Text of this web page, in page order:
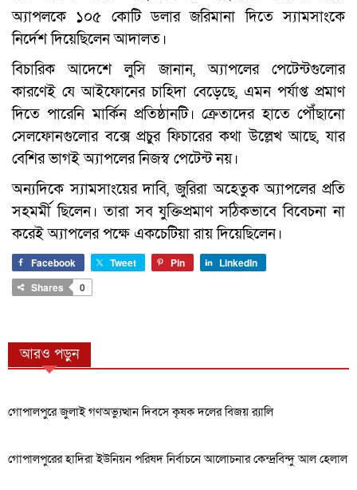
অ্যাপলকে ১০৫ কোটি ডলার জরিমানা দিতে স্যামসাংকে
নির্দেশ দিয়েছিলেন আদালত।
বিচারিক আদেশে লুসি জানান, অ্যাপলের পেটেন্টগুলোর
কারণেই যে আইফোনের চাহিদা বেড়েছে, এমন পর্যাপ্ত প্রমাণ
দিতে পারেনি মার্কিন প্রতিষ্ঠানটি। ক্রেতাদের হাতে পৌঁছানো
সেলফোনগুলোর বক্সে প্রচুর ফিচারের কথা উল্লেখ আছে, যার
বেশির ভাগই অ্যাপলের নিজস্ব পেটেন্ট নয়।
অন্যদিকে স্যামসাংয়ের দাবি, জুরিরা অহেতুক অ্যাপলের প্রতি
সহমর্মী ছিলেন। তারা সব যুক্তিপ্রমাণ সঠিকভাবে বিবেচনা না
করেই অ্যাপলের পক্ষে একচেটিয়া রায় দিয়েছিলেন।
Facebook Tweet Pin
LinkedIn
Shares
0
আরও পড়ুন
গোপালপুরে জুলাই গণঅভ্যুত্থান দিবসে কৃষক দলের বিজয় র‍্যালি
গোপালপুরের হাদিরা ইউনিয়ন পরিষদ নির্বাচনে আলোচনার কেন্দ্রবিন্দু আল হেলাল